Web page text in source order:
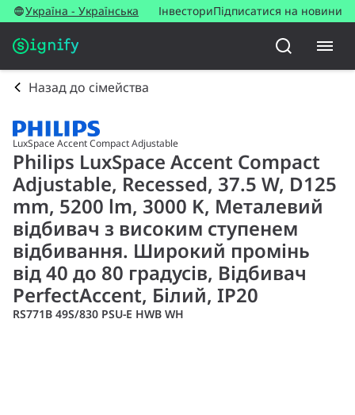
Україна - Українська ІнвесториПідписатися на новини
Назад до сімейства
LuxSpace Accent Compact Adjustable
Philips LuxSpace Accent Compact
Adjustable, Recessed, 37.5 W, D125
mm, 5200 lm, 3000 K, Металевий
відбивач з високим ступенем
відбивання. Широкий промінь
від 40 до 80 градусів, Відбивач
PerfectAccent, Білий, IP20
RS771B 49S/830 PSU-E HWB WH